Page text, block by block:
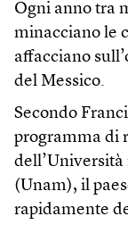
Ogni anno tra
minacciano le
affacciano
del Messico.
Secondo
programma di
dell’Università
(Unam), il
rapidamente